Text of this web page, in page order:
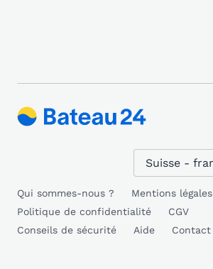
Qui sommes-nous ?
Mentions légales
Politique de confidentialité
CGV
Conseils de sécurité
Aide Contact